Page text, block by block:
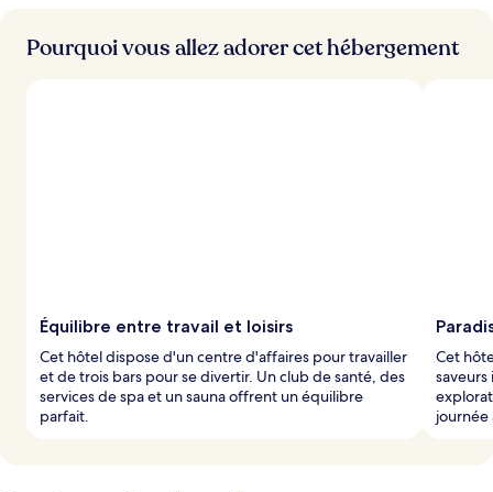
Pourquoi vous allez adorer cet hébergement
Équilibre entre travail et loisirs
Cet hôtel dispose d'un centre d'affaires pour travailler
et de trois bars pour se divertir. Un club de santé, des
services de spa et un sauna offrent un équilibre
parfait.
Cet